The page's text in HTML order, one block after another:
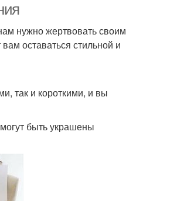
нужно жертвовать своим
оставаться стильной и
так и короткими, и вы
быть украшены